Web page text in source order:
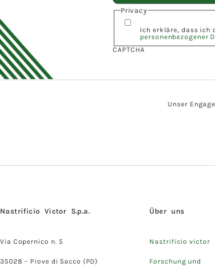
Privacy
Ich erkläre, dass ich
personenbezogener
CAPTCHA
Unser
Nastrificio Victor S.p.a.
Via Copernico n. 5
35028 – Piove di Sacco (PD)
Über uns
Nastrificio victor
Forschung und